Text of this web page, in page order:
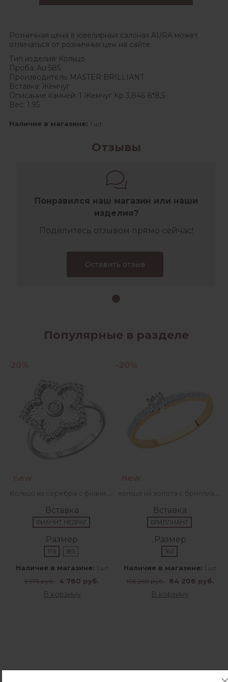
Розничная цена в ювелирных салонах AURA может
отличаться от розничных цен на сайте
Тип изделия: Кольцо
Проба: Au 585
Производитель: MASTER BRILLIANT
Вставка: Жемчуг
Описание камней: 1 Жемчуг Кр 3,846 8*8,5
Вес: 1.95
Наличие в магазине: 1 шт
Отзывы
Понравился наш магазин или наши
изделия?
Поделитесь отзывом прямо сейчас!
Оставить отзыв
Популярные в разделе
Кольцо из серебра с фианитами
Вставка
ФИАНИТ НЕДРАГ
Размер
17,5 18,5
Наличие в магазине: 1 шт
5 975 руб. 4 780 руб.
В корзину
кольцо из золота с бриллиантами
Вставка
БРИЛЛИАНТ
Размер
16,0
Наличие в магазине: 1 шт
105 260 руб.
84 208 руб.
В корзину